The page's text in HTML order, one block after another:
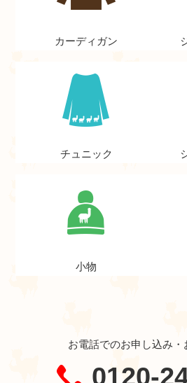
カーディガン
チュニック
小物
お電話でのお申し込み・
0120-